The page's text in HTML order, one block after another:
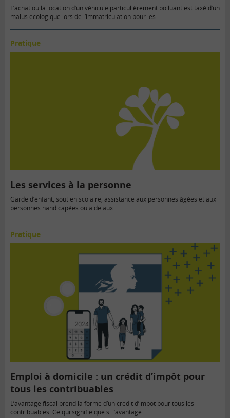
L’achat ou la location d’un véhicule particulièrement polluant est taxé d’un
malus écologique lors de l’immatriculation pour les…
Pratique
Les services à la personne
Garde d’enfant, soutien scolaire, assistance aux personnes âgées et aux
personnes handicapées ou aide aux...
Pratique
Emploi à domicile : un crédit d’impôt pour
tous les contribuables
L’avantage fiscal prend la forme d’un crédit d’impôt pour tous les
contribuables. Ce qui signifie que si l’avantage…